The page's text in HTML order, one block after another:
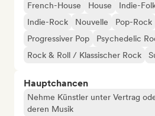
French-House
House Indie-
Indie-Rock
Nouvelle Pop-Rock
Progressiver Pop
Psychedelic
Rock & Roll / Klassischer Rock
Hauptchancen
Nehme Künstler unter Vertrag
deren Musik